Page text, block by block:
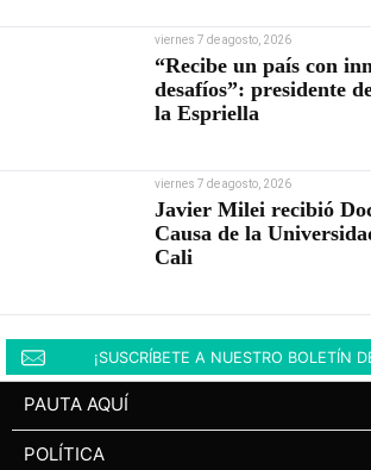
viernes 7 de agosto, 2026
“Recibe un país con
desafíos”: presidente
la Espriella
viernes 7 de agosto, 2026
Javier Milei recibió
Causa de la
Cali
¡SUSCRÍBETE A NUESTRO BOLETÍN
PAUTA AQUÍ
POLÍTICA